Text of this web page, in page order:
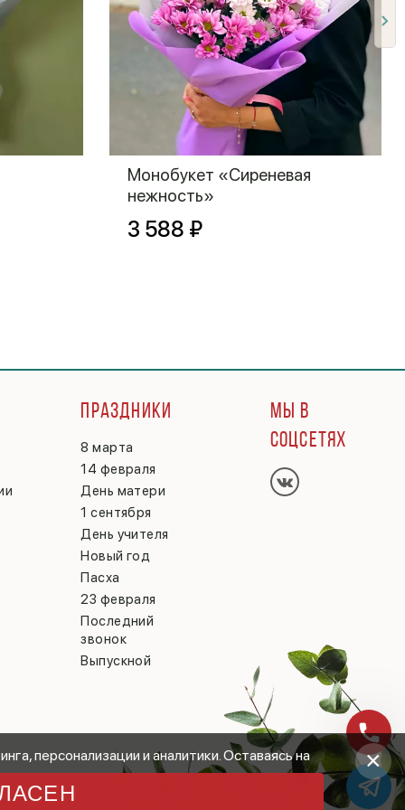
Монобукет «Сиреневая
нежность»
3 588 ₽
персонализации и аналитики. Оставаясь на ×
ПРАЗДНИКИ
8 марта
14 февраля
День матери
1 сентября
День учителя
Новый год
Пасха
23 февраля
Последний
звонок
Выпускной
МЫ В
СОЦСЕТЯХ